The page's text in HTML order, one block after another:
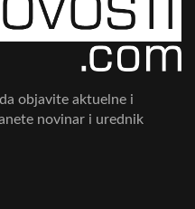
objavite aktuelne i
novinar i urednik